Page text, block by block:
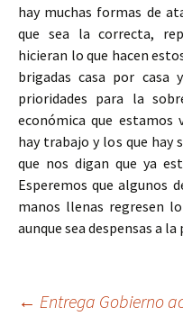
hay muchas formas de
que sea la correcta,
hicieran lo que hacen
brigadas casa por casa
prioridades para la
económica que estamos
hay trabajo y los que hay
que nos digan que ya
Esperemos que algunos
manos llenas regresen
aunque sea despensas a
← Entrega Gobierno